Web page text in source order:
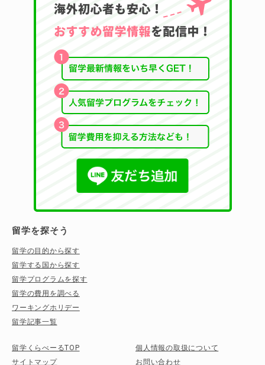
留学を探そう
留学の目的から探す
留学する国から探す
留学プログラムを探す
留学の費用を調べる
ワーキングホリデー
留学記事一覧
留学くらべーるTOP
サイトマップ
個人情報の取扱について
お問い合わせ